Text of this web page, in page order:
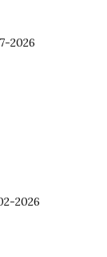
2026
2026